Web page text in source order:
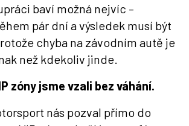
baví možná nejvíc –
pár dní a výsledek musí být
chyba na závodním autě je
než kdekoliv jinde.
zóny jsme vzali bez váhání.
nás pozval přímo do